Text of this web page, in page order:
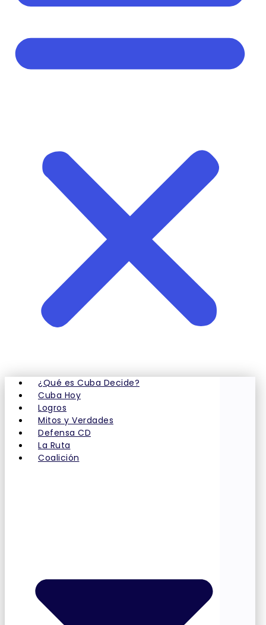
¿Qué es Cuba Decide?
Cuba Hoy
Logros
Mitos y Verdades
Defensa CD
La Ruta
Coalición